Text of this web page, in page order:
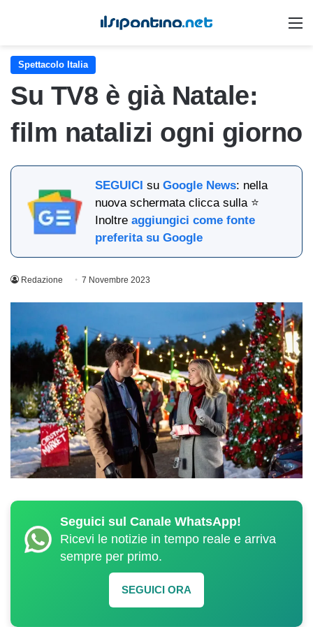
Spettacolo Italia
Su TV8 è già Natale:
film natalizi ogni giorno
SEGUICI suGoogle News: nella
nuova schermata clicca sulla ⭐
Inoltreaggiungici come fonte
preferita su Google
Redazione 7 Novembre 2023
Seguici sul Canale WhatsApp!
Ricevi le notizie in tempo reale e arriva
sempre per primo.
SEGUICI ORA